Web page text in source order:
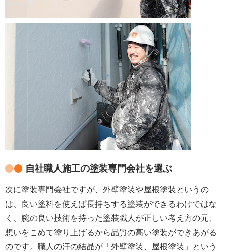
自社職人施工の塗装専門会社を選ぶ
次に塗装専門会社ですが、外壁塗装や屋根塗装というの
は、良い塗料を使えば長持ちする塗装ができるわけではな
く、腕の良い技術を持った塗装職人が正しい考え方の元、
想いをこめて塗り上げるから品質の高い塗装ができあがる
のです。職人の汗の結晶が「外壁塗装、屋根塗装」という